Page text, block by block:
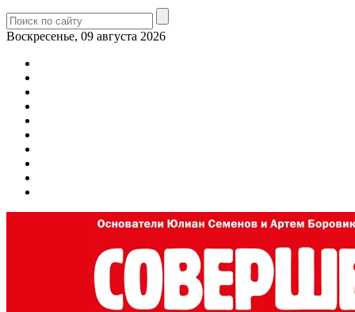
Воскресенье, 09 августа 2026